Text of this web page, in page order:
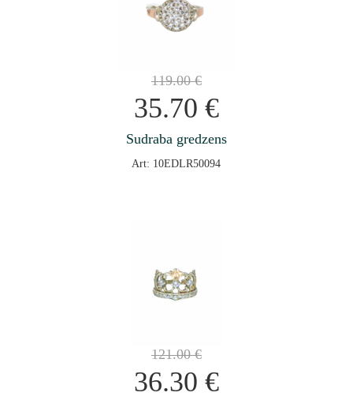
119.00€
35.70 €
Sudraba gredzens
Art: 10EDLR50094
121.00€
36.30 €